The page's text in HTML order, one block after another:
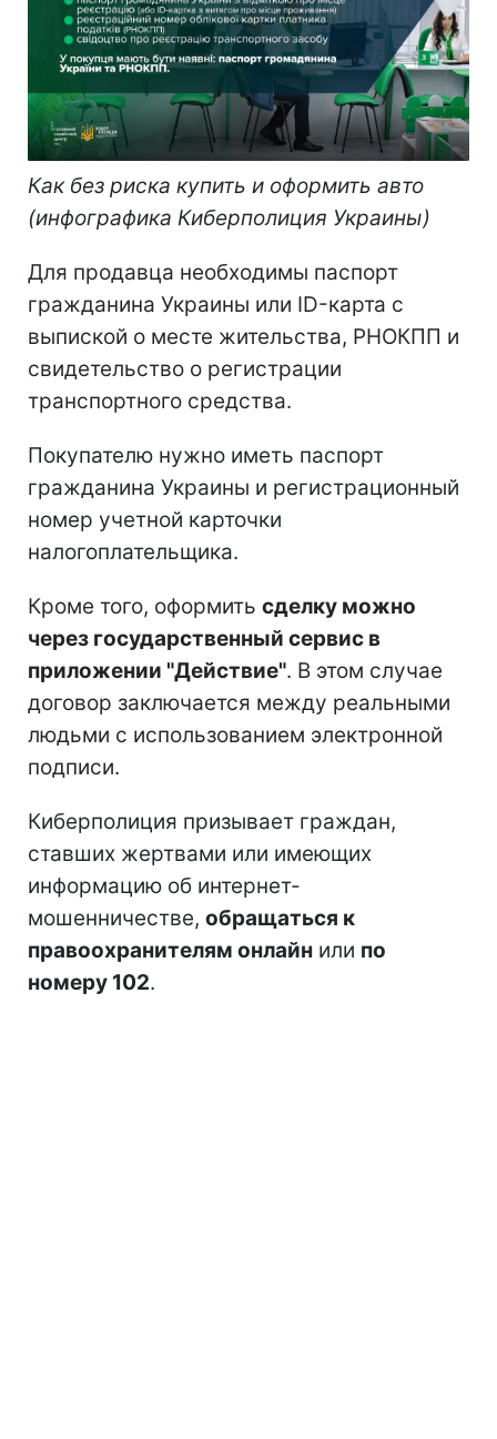
Как без риска купить и оформить авто
(инфографика Киберполиция Украины)
Для продавца необходимы паспорт
гражданина Украины или ID-карта с
выпиской о месте жительства, РНОКПП и
свидетельство о регистрации
транспортного средства.
Покупателю нужно иметь паспорт
гражданина Украины и регистрационный
номер учетной карточки
налогоплательщика.
Кроме того, оформить сделку можно
через государственный сервис в
приложении "Действие". В этом случае
договор заключается между реальными
людьми с использованием электронной
подписи.
Киберполиция призывает граждан,
ставших жертвами или имеющих
информацию об интернет-
мошенничестве, обращаться к
правоохранителям онлайн или по
номеру 102.